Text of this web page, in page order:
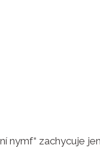
nymf“ zachycuje